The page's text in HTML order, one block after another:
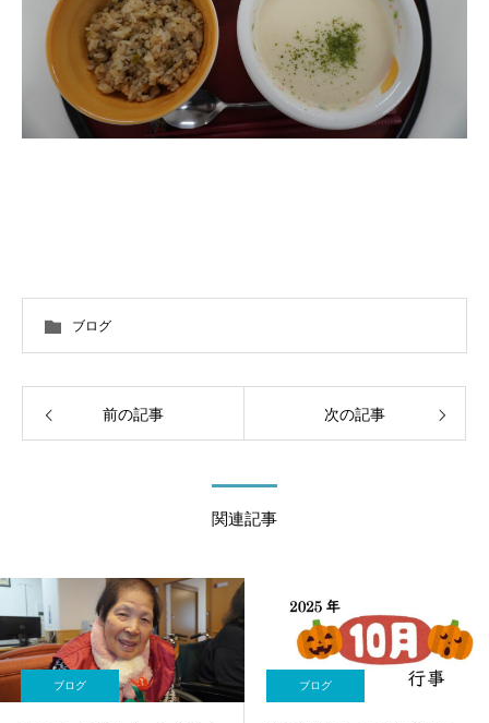
ブログ
前の記事 次の記事
関連記事
ブログ ブログ